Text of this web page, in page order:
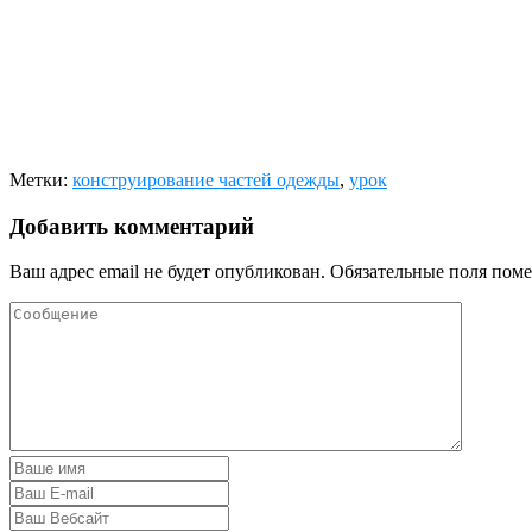
Метки: конструирование частей одежды, урок
Добавить комментарий
Ваш адрес email не будет опубликован. Обязательные поля